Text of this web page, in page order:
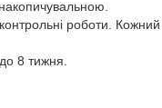
роботи.
8 тижня.